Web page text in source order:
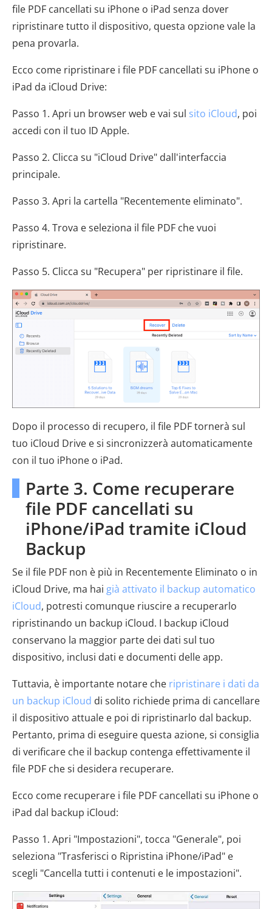
file PDF cancellati su iPhone o iPad senza dover
ripristinare tutto il dispositivo, questa opzione vale la
pena provarla.
Ecco come ripristinare i file PDF cancellati su iPhone o
iPad da iCloud Drive:
Passo 1. Apri un browser web e vai sul sito iCloud, poi
accedi con il tuo ID Apple.
Passo 2. Clicca su "iCloud Drive" dall'interfaccia
principale.
Passo 3. Apri la cartella "Recentemente eliminato".
Passo 4. Trova e seleziona il file PDF che vuoi
ripristinare.
Passo 5. Clicca su "Recupera" per ripristinare il file.
Dopo il processo di recupero, il file PDF tornerà sul
tuo iCloud Drive e si sincronizzerà automaticamente
con il tuo iPhone o iPad.
Parte 3. Come recuperare
file PDF cancellati su
iPhone/iPad tramite iCloud
Backup
Se il file PDF non è più in Recentemente Eliminato o in
iCloud Drive, ma hai già attivato il backup automatico
iCloud, potresti comunque riuscire a recuperarlo
ripristinando un backup iCloud. I backup iCloud
conservano la maggior parte dei dati sul tuo
dispositivo, inclusi dati e documenti delle app.
Tuttavia, è importante notare che ripristinare i dati da
un backup iCloud di solito richiede prima di cancellare
il dispositivo attuale e poi di ripristinarlo dal backup.
Pertanto, prima di eseguire questa azione, si consiglia
di verificare che il backup contenga effettivamente il
file PDF che si desidera recuperare.
Ecco come recuperare i file PDF cancellati su iPhone o
iPad dal backup iCloud:
Passo 1. Apri "Impostazioni", tocca "Generale", poi
seleziona "Trasferisci o Ripristina iPhone/iPad" e
scegli "Cancella tutti i contenuti e le impostazioni".